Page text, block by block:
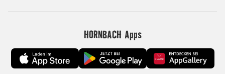
HORNBACH Apps